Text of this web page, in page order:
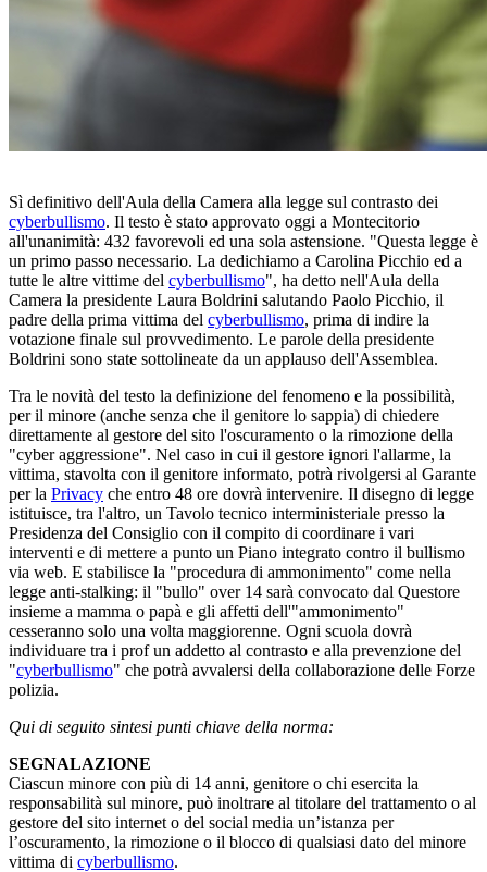
Sì definitivo dell'Aula della Camera alla legge sul contrasto dei
cyberbullismo. Il testo è stato approvato oggi a Montecitorio
all'unanimità: 432 favorevoli ed una sola astensione. "Questa legge è
un primo passo necessario. La dedichiamo a Carolina Picchio ed a
tutte le altre vittime del cyberbullismo", ha detto nell'Aula della
Camera la presidente Laura Boldrini salutando Paolo Picchio, il
padre della prima vittima del cyberbullismo, prima di indire la
votazione finale sul provvedimento. Le parole della presidente
Boldrini sono state sottolineate da un applauso dell'Assemblea.
Tra le novità del testo la definizione del fenomeno e la possibilità,
per il minore (anche senza che il genitore lo sappia) di chiedere
direttamente al gestore del sito l'oscuramento o la rimozione della
"cyber aggressione". Nel caso in cui il gestore ignori l'allarme, la
vittima, stavolta con il genitore informato, potrà rivolgersi al Garante
per la Privacy che entro 48 ore dovrà intervenire. Il disegno di legge
istituisce, tra l'altro, un Tavolo tecnico interministeriale presso la
Presidenza del Consiglio con il compito di coordinare i vari
interventi e di mettere a punto un Piano integrato contro il bullismo
via web. E stabilisce la "procedura di ammonimento" come nella
legge anti-stalking: il "bullo" over 14 sarà convocato dal Questore
insieme a mamma o papà e gli affetti dell'"ammonimento"
cesseranno solo una volta maggiorenne. Ogni scuola dovrà
individuare tra i prof un addetto al contrasto e alla prevenzione del
"cyberbullismo" che potrà avvalersi della collaborazione delle Forze
polizia.
Qui di seguito sintesi punti chiave della norma:
SEGNALAZIONE
Ciascun minore con più di 14 anni, genitore o chi esercita la
responsabilità sul minore, può inoltrare al titolare del trattamento o al
gestore del sito internet o del social media un’istanza per
l’oscuramento, la rimozione o il blocco di qualsiasi dato del minore
vittima di cyberbullismo.